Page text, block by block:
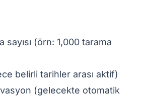
sayısı (örn: 1,000 tarama
belirli tarihler arası aktif)
(gelecekte otomatik